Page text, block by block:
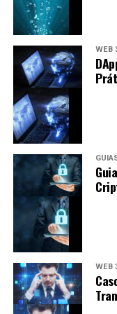
do setor
críticas
tornando-se
Futuro das
para XLM e
O futuro das
repleto de
podem incluir:
Crescimento
Stellar
medida que
soluções
Adoção
WEB
WEB